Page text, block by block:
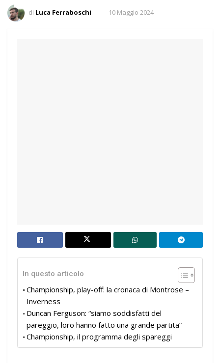
di Luca Ferraboschi 10 Maggio 2024
In questo articolo
Championship, play-off: la cronaca di Montrose –
Inverness
Duncan Ferguson: “siamo soddisfatti del
pareggio, loro hanno fatto una grande partita”
Championship, il programma degli spareggi